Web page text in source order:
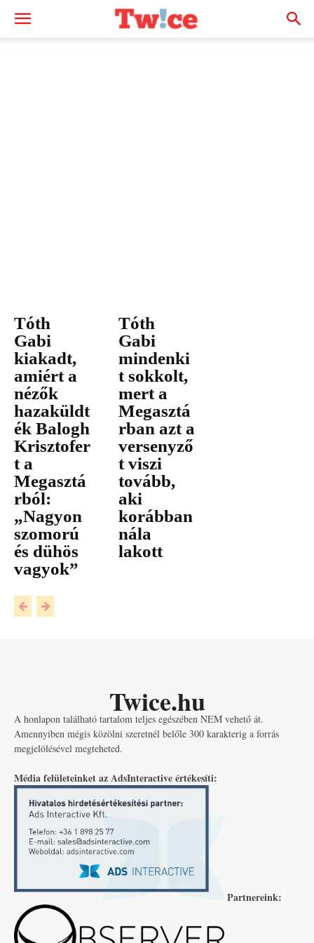
Tóth
Gabi
kiakadt,
amiért a
nézők
hazaküldt
ék Balogh
Krisztofer
t a
Megasztá
rból:
„Nagyon
szomorú
és dühös
vagyok”
Tóth
Gabi
mindenki
t sokkolt,
mert a
Megasztá
rban azt a
versenyző
t viszi
tovább,
aki
korábban
nála
lakott
Twice.hu
A honlapon található tartalom teljes egészében NEM vehető át.
Amennyiben mégis közölni szeretnél belőle 300 karakterig a forrás
megjelölésével megteheted.
Média felületeinket az AdsInteractive értékesíti:
Partnereink: